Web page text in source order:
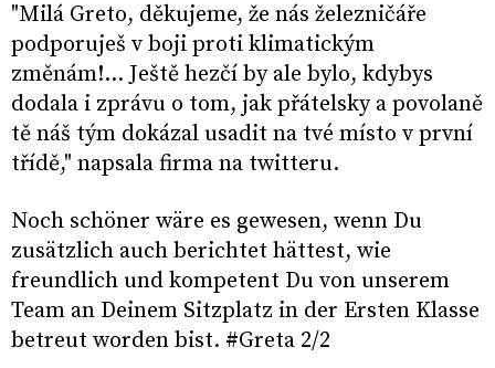
"Milá Greto, děkujeme, že nás železničáře
podporuješ v boji proti klimatickým
změnám!... Ještě hezčí by ale bylo, kdybys
dodala i zprávu o tom, jak přátelsky a povolaně
tě náš tým dokázal usadit na tvé místo v první
třídě," napsala firma na twitteru.
Noch schöner wäre es gewesen, wenn Du
zusätzlich auch berichtet hättest, wie
freundlich und kompetent Du von unserem
Team an Deinem Sitzplatz in der Ersten Klasse
betreut worden bist. #Greta 2/2